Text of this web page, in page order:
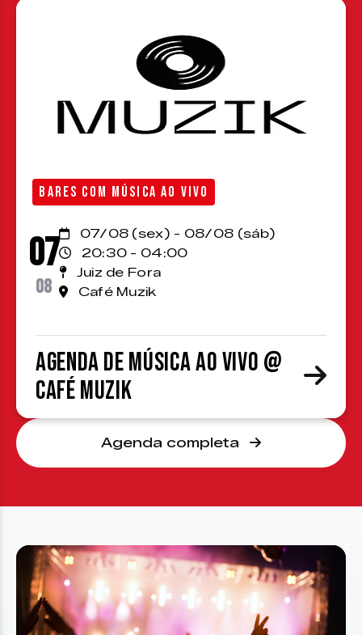
BARES COM MÚSICA AO VIVO
07
08
07/08 (sex) - 08/08 (sáb)
20:30 - 04:00
Juiz de Fora
Café Muzik
Agenda de Música ao Vivo @
Café Muzik
Agenda completa